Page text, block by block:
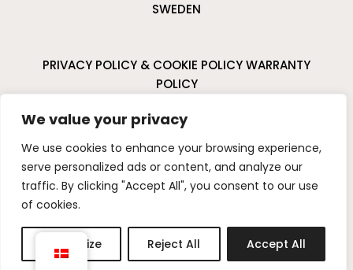
We value your privacy
We use cookies to enhance your browsing experience,
serve personalized ads or content, and analyze our
traffic. By clicking "Accept All", you consent to our use
of cookies.
Customize Reject All Accept All
SWEDEN
PRIVACY POLICY & COOKIE POLICYWARRANTY
POLICY
I
n
s
a
g
P
i
n
e
r